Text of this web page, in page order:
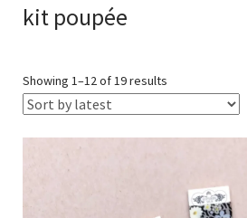
kit poupée
Showing 1–12 of 19 results